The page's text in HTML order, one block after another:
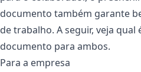
documento também garante
de trabalho. A seguir, veja
documento para ambos.
Para a empresa